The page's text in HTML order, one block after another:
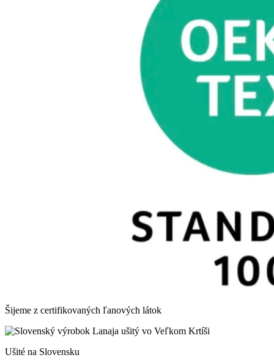
Šijeme z certifikovaných ľanových látok
Ušité na Slovensku